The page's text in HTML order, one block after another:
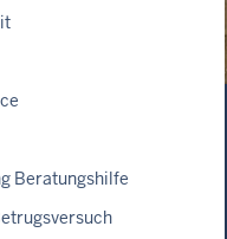
Beratungshilfe